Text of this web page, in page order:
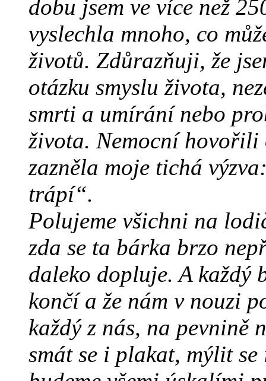
dobu jsem ve více než
vyslechla mnoho, co
životů. Zdůrazňuji, že
otázku smyslu života,
smrti a umírání nebo
života. Nemocní hovořili
zazněla moje tichá
trápí“.
Polujeme všichni na
zda se ta bárka brzo
daleko dopluje. A každý
končí a že nám v nouzi
každý z nás, na pevnině
smát se i plakat, mýlit